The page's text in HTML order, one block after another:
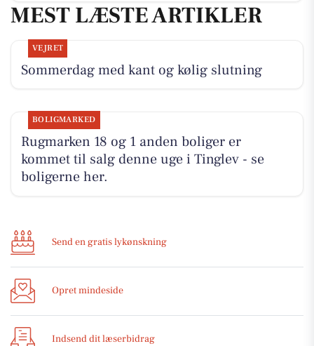
MEST LÆSTE ARTIKLER
VEJRET
Sommerdag med kant og kølig slutning
BOLIGMARKED
Rugmarken 18 og 1 anden boliger er
kommet til salg denne uge i Tinglev - se
boligerne her.
Send en gratis lykønskning
Opret mindeside
Indsend dit læserbidrag